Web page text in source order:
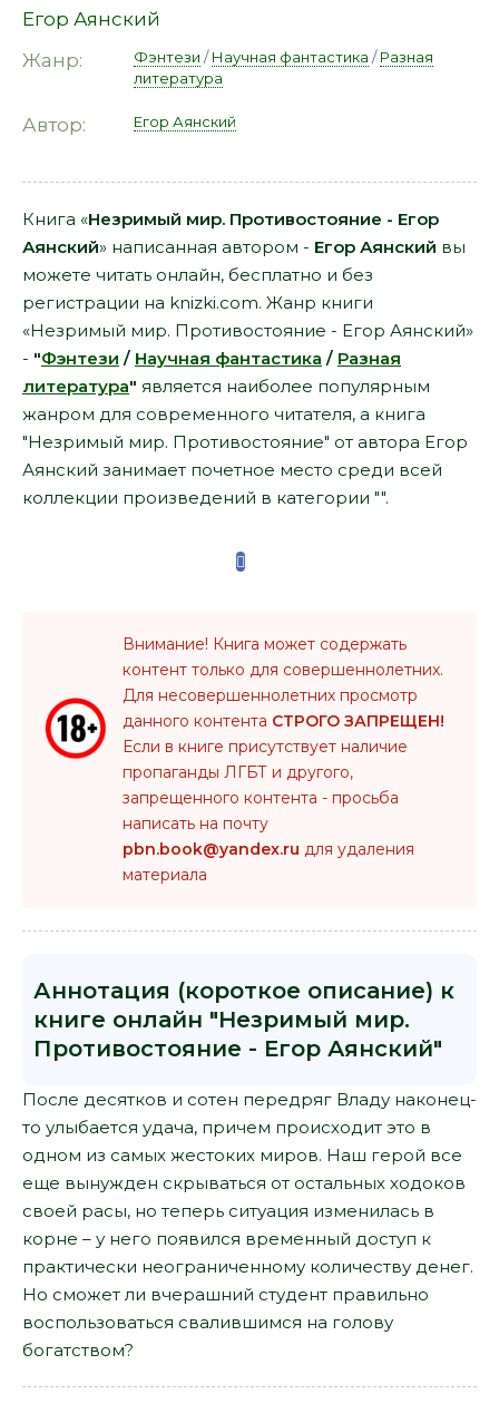
Егор Аянский
Жанр:
Фэнтези /Научная фантастика /Разная
литература
Автор: Егор Аянский
Книга «Незримый мир. Противостояние - Егор
Аянский» написанная автором - Егор Аянский вы
можете читать онлайн, бесплатно и без
регистрации на knizki.com. Жанр книги
«Незримый мир. Противостояние - Егор Аянский»
- "Фэнтези / Научная фантастика / Разная
литература" является наиболее популярным
жанром для современного читателя, а книга
"Незримый мир. Противостояние" от автора Егор
Аянский занимает почетное место среди всей
коллекции произведений в категории "".
Внимание! Книга может содержать
контент только для совершеннолетних.
Для несовершеннолетних просмотр
данного контента СТРОГО ЗАПРЕЩЕН!
Если в книге присутствует наличие
пропаганды ЛГБТ и другого,
запрещенного контента - просьба
написать на почту
pbn.book@yandex.ru для удаления
материала
Аннотация (короткое описание) к
книге онлайн "Незримый мир.
Противостояние - Егор Аянский"
После десятков и сотен передряг Владу наконец-
то улыбается удача, причем происходит это в
одном из самых жестоких миров. Наш герой все
еще вынужден скрываться от остальных ходоков
своей расы, но теперь ситуация изменилась в
корне – у него появился временный доступ к
практически неограниченному количеству денег.
Но сможет ли вчерашний студент правильно
воспользоваться свалившимся на голову
богатством?